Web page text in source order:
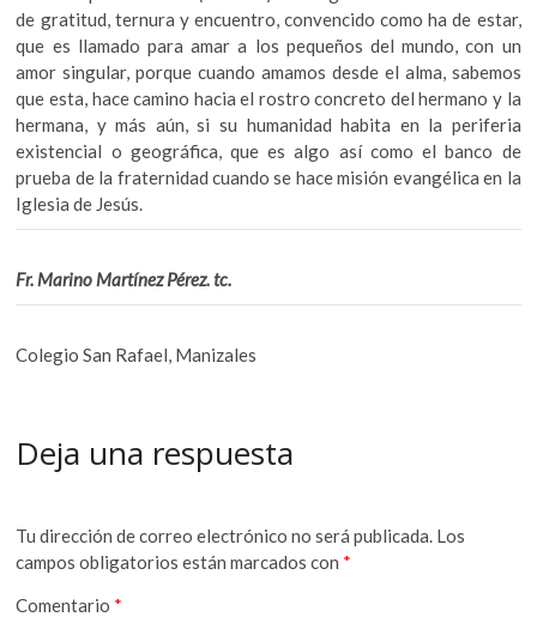
de gratitud, ternura y encuentro, convencido como ha de estar,
que es llamado para amar a los pequeños del mundo, con un
amor singular, porque cuando amamos desde el alma, sabemos
que esta, hace camino hacia el rostro concreto del hermano y la
hermana, y más aún, si su humanidad habita en la periferia
existencial o geográfica, que es algo así como el banco de
prueba de la fraternidad cuando se hace misión evangélica en la
Iglesia de Jesús.
Fr. Marino Martínez Pérez. tc.
Colegio San Rafael, Manizales
Deja una respuesta
Tu dirección de correo electrónico no será publicada. Los
campos obligatorios están marcados con *
Comentario *